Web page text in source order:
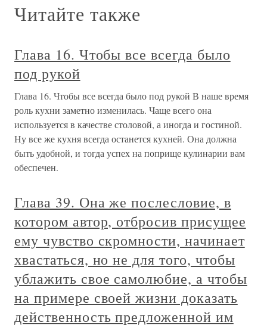
Читайте также
Глава 16. Чтобы все всегда было
под рукой
Глава 16. Чтобы все всегда было под рукой В наше время
роль кухни заметно изменилась. Чаще всего она
используется в качестве столовой, а иногда и гостиной.
Ну все же кухня всегда останется кухней. Она должна
быть удобной, и тогда успех на поприще кулинарии вам
обеспечен.
Глава 39. Она же послесловие, в
котором автор, отбросив присущее
ему чувство скромности, начинает
хвастаться, но не для того, чтобы
ублажить свое самолюбие, а чтобы
на примере своей жизни доказать
действенность предложенной им